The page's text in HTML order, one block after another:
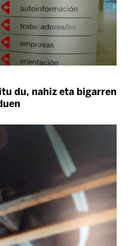
du, nahiz eta bigarren